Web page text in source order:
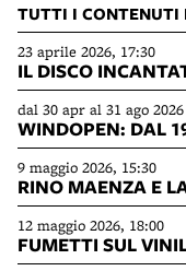
TUTTI I CONTENUTI
23 aprile 2026, 17:30
IL DISCO
dal 30 apr al 31 ago 2026
WINDOPEN: DAL
9 maggio 2026, 15:30
RINO MAENZA E
12 maggio 2026, 18:00
FUMETTI SUL